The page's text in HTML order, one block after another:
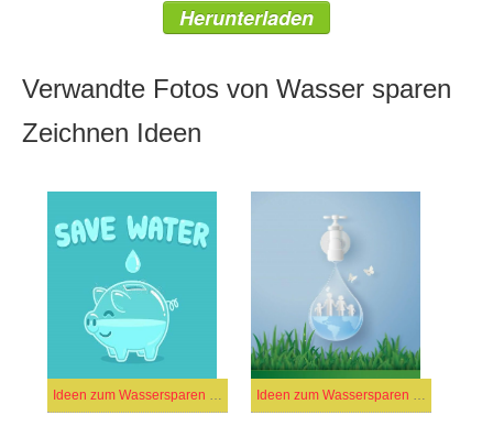
Herunterladen
Verwandte Fotos von Wasser sparen
Zeichnen Ideen
Ideen zum Wassersparen (3) Ideen zum Wassersparen (49)